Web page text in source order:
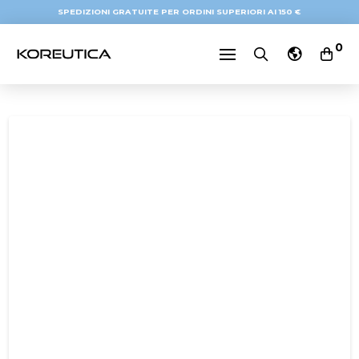
SPEDIZIONI GRATUITE PER ORDINI SUPERIORI AI 150 €
0